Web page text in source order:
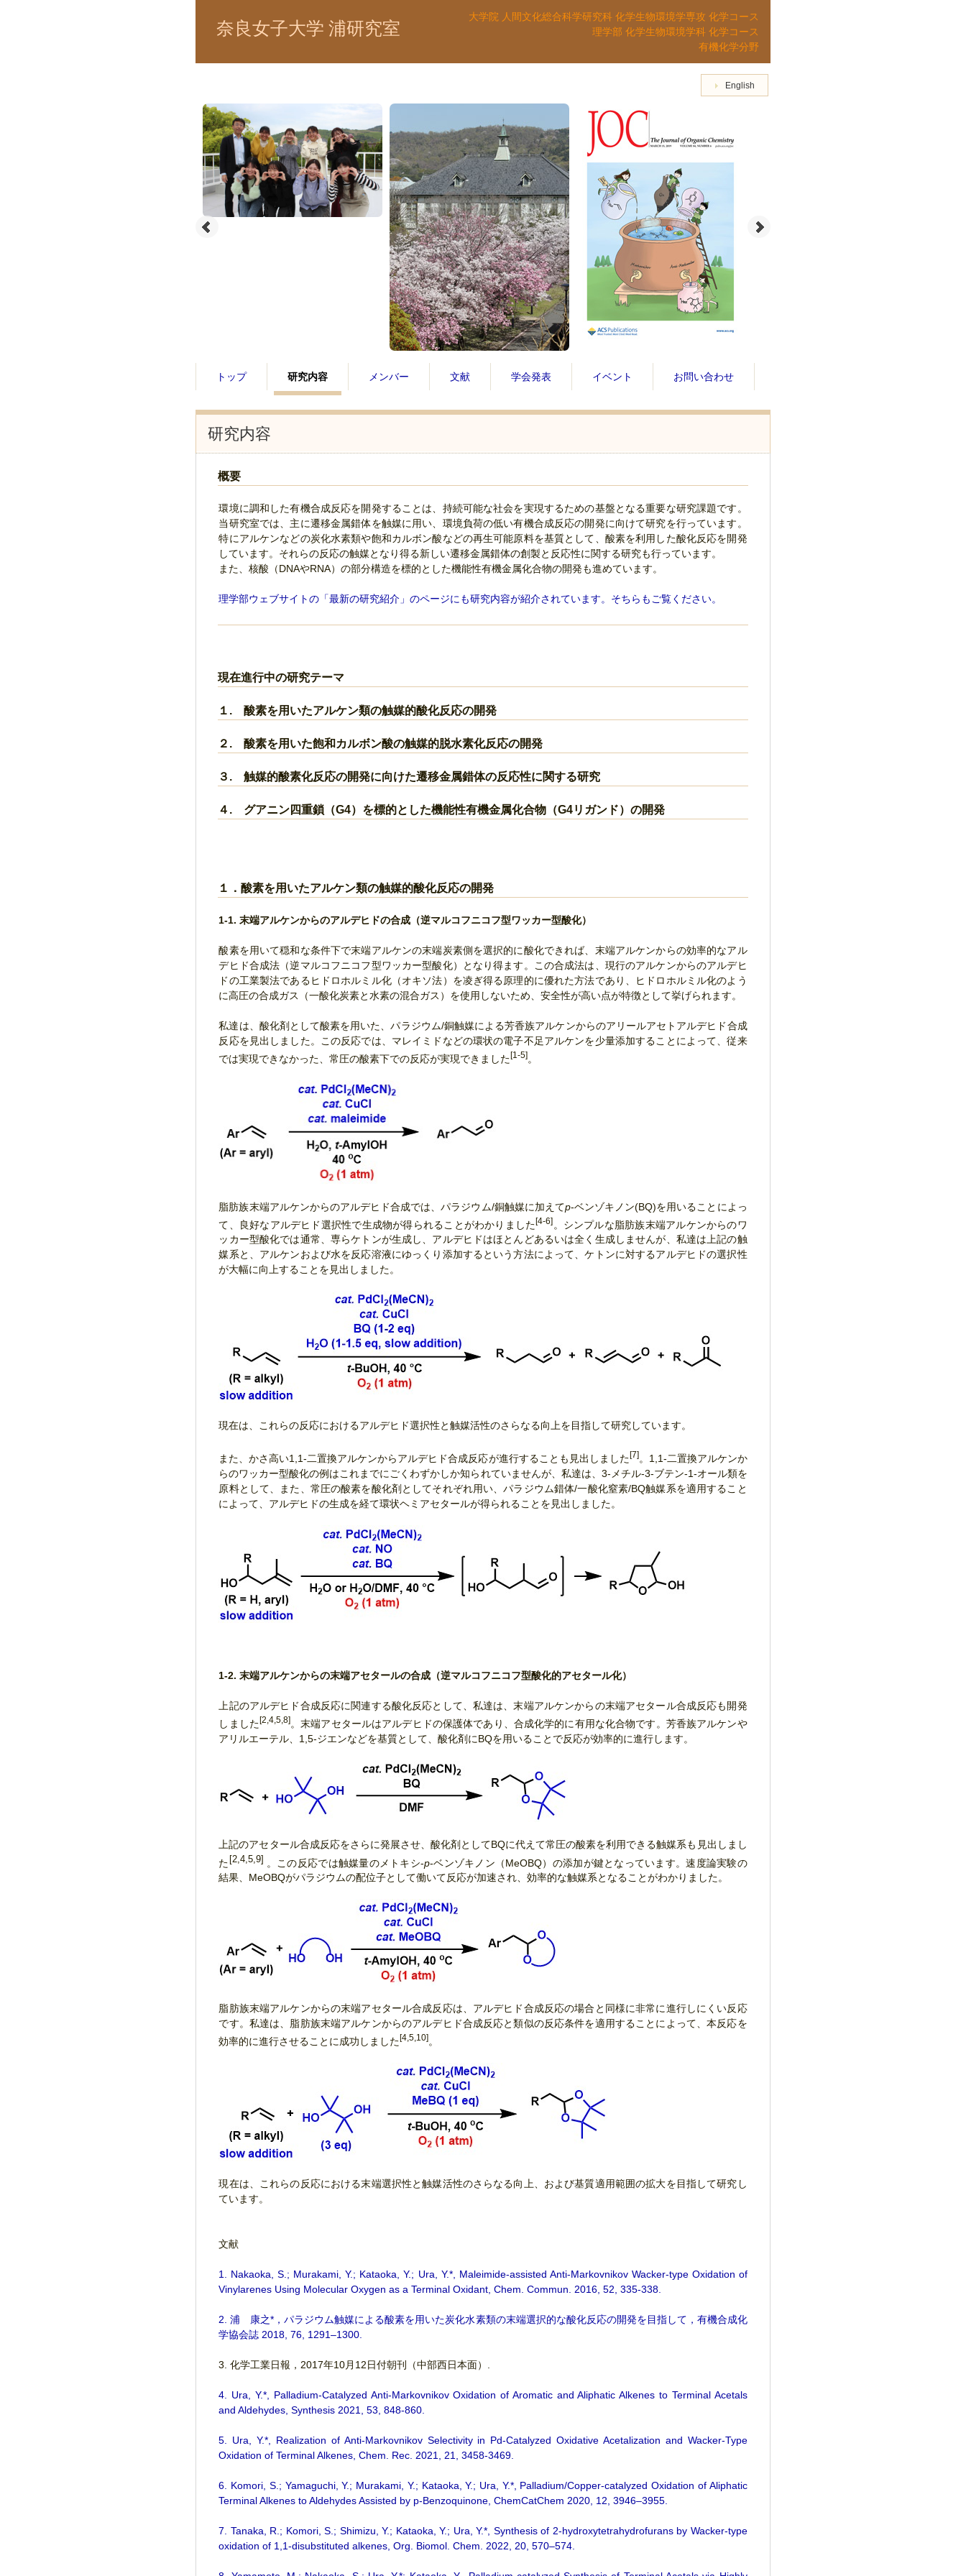
奈良女子大学 浦研究室
大学院 人間文化総合科学研究科 化学生物環境学専攻 化学コース
理学部 化学生物環境学科 化学コース
有機化学分野
English
トップ 研究内容 メンバー 文献 学会発表 イベント お問い合わせ
研究内容
概要
環境に調和した有機合成反応を開発することは、持続可能な社会を実現するための基盤となる重要な研究課題です。
当研究室では、主に遷移金属錯体を触媒に用い、環境負荷の低い有機合成反応の開発に向けて研究を行っています。
特にアルケンなどの炭化水素類や飽和カルボン酸などの再生可能原料を基質として、酸素を利用した酸化反応を開発
しています。それらの反応の触媒となり得る新しい遷移金属錯体の創製と反応性に関する研究も行っています。
また、核酸（DNAやRNA）の部分構造を標的とした機能性有機金属化合物の開発も進めています。
理学部ウェブサイトの「最新の研究紹介」のページにも研究内容が紹介されています。そちらもご覧ください。
現在進行中の研究テーマ
１. 酸素を用いたアルケン類の触媒的酸化反応の開発
２. 酸素を用いた飽和カルボン酸の触媒的脱水素化反応の開発
３. 触媒的酸素化反応の開発に向けた遷移金属錯体の反応性に関する研究
４. グアニン四重鎖（G4）を標的とした機能性有機金属化合物（G4リガンド）の開発
１．酸素を用いたアルケン類の触媒的酸化反応の開発
1-1. 末端アルケンからのアルデヒドの合成（逆マルコフニコフ型ワッカー型酸化）
酸素を用いて穏和な条件下で末端アルケンの末端炭素側を選択的に酸化できれば、末端アルケンからの効率的なアル
デヒド合成法（逆マルコフニコフ型ワッカー型酸化）となり得ます。この合成法は、現行のアルケンからのアルデヒ
ドの工業製法であるヒドロホルミル化（オキソ法）を凌ぎ得る原理的に優れた方法であり、ヒドロホルミル化のよう
に高圧の合成ガス（一酸化炭素と水素の混合ガス）を使用しないため、安全性が高い点が特徴として挙げられます。
私達は、酸化剤として酸素を用いた、パラジウム/銅触媒による芳香族アルケンからのアリールアセトアルデヒド合成
反応を見出しました。この反応では、マレイミドなどの環状の電子不足アルケンを少量添加することによって、従来
では実現できなかった、常圧の酸素下での反応が実現できました[1-5]。
脂肪族末端アルケンからのアルデヒド合成では、パラジウム/銅触媒に加えてp-ベンゾキノン(BQ)を用いることによっ
て、良好なアルデヒド選択性で生成物が得られることがわかりました[4-6] 。シンプルな脂肪族末端アルケンからのワ
ッカー型酸化では通常、専らケトンが生成し、アルデヒドはほとんどあるいは全く生成しませんが、私達は上記の触
媒系と、アルケンおよび水を反応溶液にゆっくり添加するという方法によって、ケトンに対するアルデヒドの選択性
が大幅に向上することを見出しました。
現在は、これらの反応におけるアルデヒド選択性と触媒活性のさらなる向上を目指して研究しています。
また、かさ高い1,1-二置換アルケンからアルデヒド合成反応が進行することも見出しました[7]。1,1-二置換アルケンか
らのワッカー型酸化の例はこれまでにごくわずかしか知られていませんが、私達は、3-メチル-3-ブテン-1-オール類を
原料として、また、常圧の酸素を酸化剤としてそれぞれ用い、パラジウム錯体/一酸化窒素/BQ触媒系を適用すること
によって、アルデヒドの生成を経て環状ヘミアセタールが得られることを見出しました。
1-2. 末端アルケンからの末端アセタールの合成（逆マルコフニコフ型酸化的アセタール化）
上記のアルデヒド合成反応に関連する酸化反応として、私達は、末端アルケンからの末端アセタール合成反応も開発
しました[2,4,5,8]。末端アセタールはアルデヒドの保護体であり、合成化学的に有用な化合物です。芳香族アルケンや
アリルエーテル、1,5-ジエンなどを基質として、酸化剤にBQを用いることで反応が効率的に進行します。
上記のアセタール合成反応をさらに発展させ、酸化剤としてBQに代えて常圧の酸素を利用できる触媒系も見出しまし
た [2,4,5,9] 。この反応では触媒量のメトキシ-p-ベンゾキノン（MeOBQ）の添加が鍵となっています。速度論実験の
結果、MeOBQがパラジウムの配位子として働いて反応が加速され、効率的な触媒系となることがわかりました。
脂肪族末端アルケンからの末端アセタール合成反応は、アルデヒド合成反応の場合と同様に非常に進行しにくい反応
です。私達は、脂肪族末端アルケンからのアルデヒド合成反応と類似の反応条件を適用することによって、本反応を
効率的に進行させることに成功しました[4,5,10] 。
現在は、これらの反応における末端選択性と触媒活性のさらなる向上、および基質適用範囲の拡大を目指して研究し
ています。
文献
1. Nakaoka, S.; Murakami, Y.; Kataoka, Y.; Ura, Y.*, Maleimide-assisted Anti-Markovnikov Wacker-type Oxidation of
Vinylarenes Using Molecular Oxygen as a Terminal Oxidant, Chem. Commun. 2016, 52, 335-338.
2. 浦 康之*，パラジウム触媒による酸素を用いた炭化水素類の末端選択的な酸化反応の開発を目指して，有機合成化
学協会誌 2018, 76, 1291–1300.
3. 化学工業日報，2017年10月12日付朝刊（中部西日本面）.
4. Ura, Y.*, Palladium-Catalyzed Anti-Markovnikov Oxidation of Aromatic and Aliphatic Alkenes to Terminal Acetals
and Aldehydes, Synthesis 2021, 53, 848-860.
5. Ura, Y.*, Realization of Anti-Markovnikov Selectivity in Pd-Catalyzed Oxidative Acetalization and Wacker-Type
Oxidation of Terminal Alkenes, Chem. Rec. 2021, 21, 3458-3469.
6. Komori, S.; Yamaguchi, Y.; Murakami, Y.; Kataoka, Y.; Ura, Y.*, Palladium/Copper‐catalyzed Oxidation of Aliphatic
Terminal Alkenes to Aldehydes Assisted by p‐Benzoquinone, ChemCatChem 2020, 12, 3946–3955.
7. Tanaka, R.; Komori, S.; Shimizu, Y.; Kataoka, Y.; Ura, Y.*, Synthesis of 2-hydroxytetrahydrofurans by Wacker-type
oxidation of 1,1-disubstituted alkenes, Org. Biomol. Chem. 2022, 20, 570–574.